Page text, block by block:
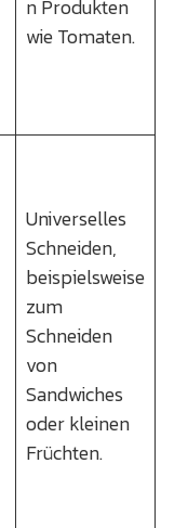
n Produkten
wie Tomaten.
Universelles
Schneiden,
beispielsweise
zum
Schneiden
von
Sandwiches
oder kleinen
Früchten.